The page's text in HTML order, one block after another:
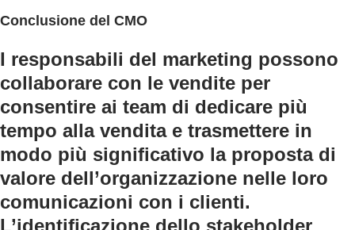
Conclusione del CMO
I responsabili del marketing possono
collaborare con le vendite per
consentire ai team di dedicare più
tempo alla vendita e trasmettere in
modo più significativo la proposta di
valore dell’organizzazione nelle loro
comunicazioni con i clienti.
L’identificazione dello stakeholder